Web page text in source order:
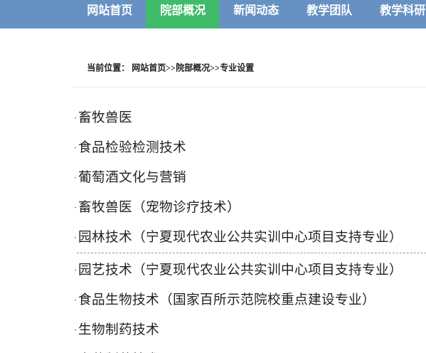
网站首页 院部概况 新闻动态 教学团队 教学科研
当前位置： 网站首页>>院部概况>>专业设置
· 畜牧兽医
· 食品检验检测技术
· 葡萄酒文化与营销
· 畜牧兽医（宠物诊疗技术）
· 园林技术（宁夏现代农业公共实训中心项目支持专业）
· 园艺技术（宁夏现代农业公共实训中心项目支持专业）
· 食品生物技术（国家百所示范院校重点建设专业）
· 生物制药技术